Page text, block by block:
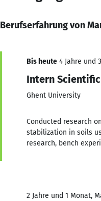
Berufserfahrung von
Bis heute 4 Jahre und
Intern
Ghent University
Conducted research
stabilization in soils
research, bench
2 Jahre und 1 Monat,